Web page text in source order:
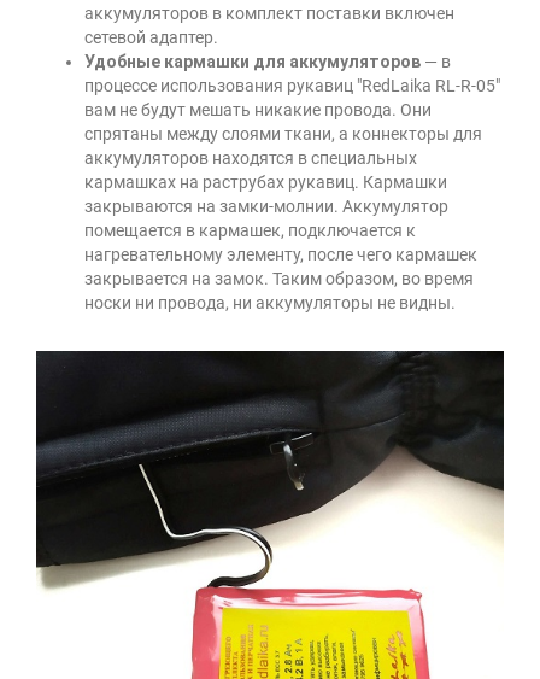
аккумуляторов в комплект поставки включен
сетевой адаптер.
Удобные кармашки для аккумуляторов — в
процессе использования рукавиц "RedLaika RL-R-05"
вам не будут мешать никакие провода. Они
спрятаны между слоями ткани, а коннекторы для
аккумуляторов находятся в специальных
кармашках на раструбах рукавиц. Кармашки
закрываются на замки-молнии. Аккумулятор
помещается в кармашек, подключается к
нагревательному элементу, после чего кармашек
закрывается на замок. Таким образом, во время
носки ни провода, ни аккумуляторы не видны.